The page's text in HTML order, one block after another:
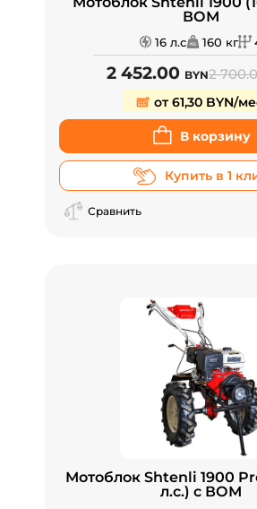
ВОМ
16 л.с 160 кг
2 452.00 BYN2
от 61,30 BYN/
В корзину
Купить в 1
Сравнить
Мотоблок Shtenli 1900
л.с.) с ВОМ